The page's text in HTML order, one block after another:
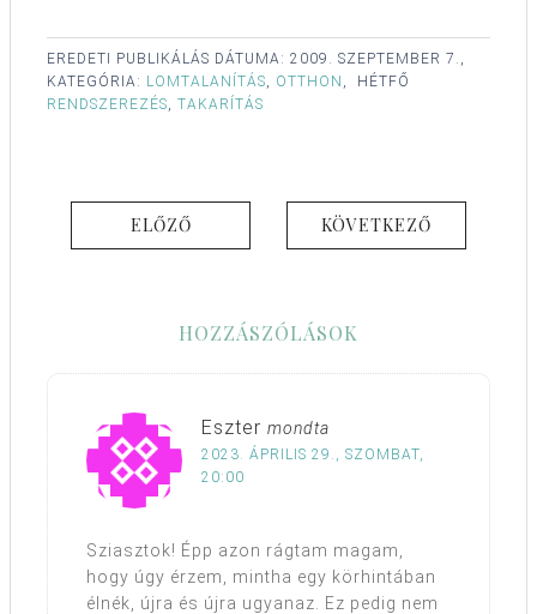
EREDETI PUBLIKÁLÁS DÁTUMA: 2009. SZEPTEMBER 7.,
HÉTFŐ
KATEGÓRIA: LOMTALANÍTÁS, OTTHON ,
RENDSZEREZÉS, TAKARÍTÁS
ELŐZŐ KÖVETKEZŐ
HOZZÁSZÓLÁSOK
Eszter mondta
2023. ÁPRILIS 29., SZOMBAT,
20:00
Sziasztok! Épp azon rágtam magam,
hogy úgy érzem, mintha egy körhintában
élnék, újra és újra ugyanaz. Ez pedig nem